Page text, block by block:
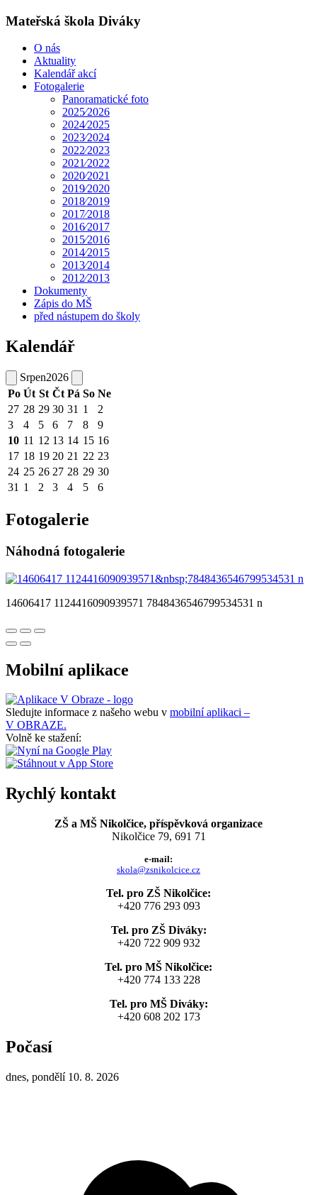
Mateřská škola Diváky
O nás
Aktuality
Kalendář akcí
Fotogalerie
Panoramatické foto
2025⁄2026
2024⁄2025
2023⁄2024
2022⁄2023
2021⁄2022
2020⁄2021
2019⁄2020
2018⁄2019
2017⁄2018
2016⁄2017
2015⁄2016
2014⁄2015
2013⁄2014
2012⁄2013
Dokumenty
Zápis do MŠ
před nástupem do školy
Kalendář
Srpen2026
Po Út St Čt Pá So Ne
27 28 29 30 31 1
2
3
4 5 6 7 8
9
10 11 12 13 14 15 16
17 18 19 20 21 22 23
24 25 26 27 28 29 30
31 1 2 3 4 5 6
Fotogalerie
Náhodná fotogalerie
14606417 1124416090939571 7848436546799534531 n
Mobilní aplikace
Sledujte informace z našeho webu v mobilní aplikaci –
V OBRAZE.
Volně ke stažení:
Rychlý kontakt
ZŠ a MŠ Nikolčice, příspěvková organizace
Nikolčice 79, 691 71
e-mail:
skola@zsnikolcice.cz
Tel. pro ZŠ Nikolčice:
+420 776 293 093
Tel. pro ZŠ Diváky:
+420 722 909 932
Tel. pro MŠ Nikolčice:
+420 774 133 228
Tel. pro MŠ Diváky:
+420 608 202 173
Počasí
dnes, pondělí 10. 8. 2026